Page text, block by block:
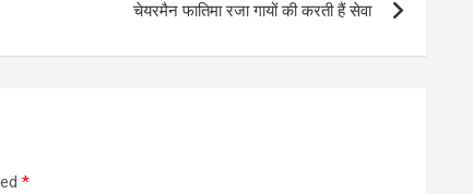
चेयरमैन फातिमा रजा गायों की करती हैं सेवा
*